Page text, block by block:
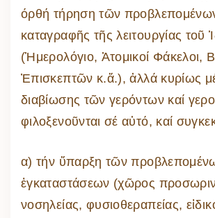
όρθή τήρηση τῶν
καταγραφῆς τῆς λειτουργίας τοῦ
(Ἡμερολόγιο, Ἀτομικοί Φάκελοι,
Ἐπισκεπτῶν κ.ἄ.), ἀλλά κυρίως
διαβίωσης τῶν γερόντων καί
φιλοξενοῦνται σέ αὐτό, καί
α) τήν ὕπαρξη τῶν
ἐγκαταστάσεων (χῶρος
νοσηλείας, φυσιοθεραπείας,